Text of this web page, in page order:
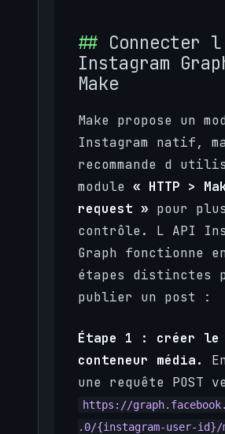
Connecter l
Instagram
Make
Make propose un
Instagram natif,
recommande d
module « HTTP >
request » pour
contrôle. L API
Graph fonctionne
étapes distinctes
publier un post :
Étape 1 : créer le
conteneur média.
une requête POST
https://
.0/{instagram-user-id}/